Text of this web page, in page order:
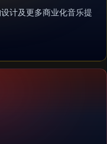
计及更多商业化音乐提